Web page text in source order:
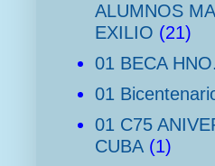
ALUMNOS
EXILIO (21)
01 BECA
01
01 C75
CUBA (1)